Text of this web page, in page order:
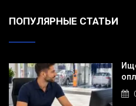
ПОПУЛЯРНЫЕ СТАТЬИ